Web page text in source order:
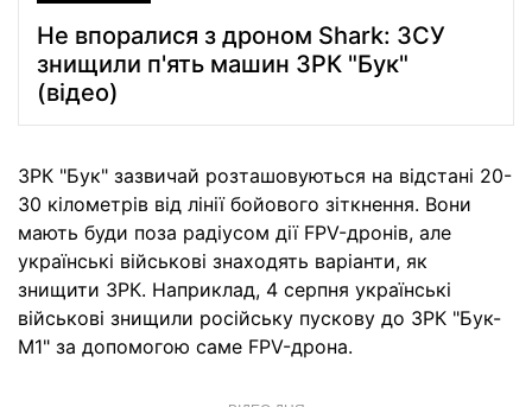
Не впоралися з дроном Shark: ЗСУ
знищили п'ять машин ЗРК "Бук"
(відео)
ЗРК "Бук" зазвичай розташовуються на відстані 20-
30 кілометрів від лінії бойового зіткнення. Вони
мають буди поза радіусом дії FPV-дронів, але
українські військові знаходять варіанти, як
знищити ЗРК. Наприклад, 4 серпня українські
військові знищили російську пускову до ЗРК "Бук-
М1" за допомогою саме FPV-дрона.